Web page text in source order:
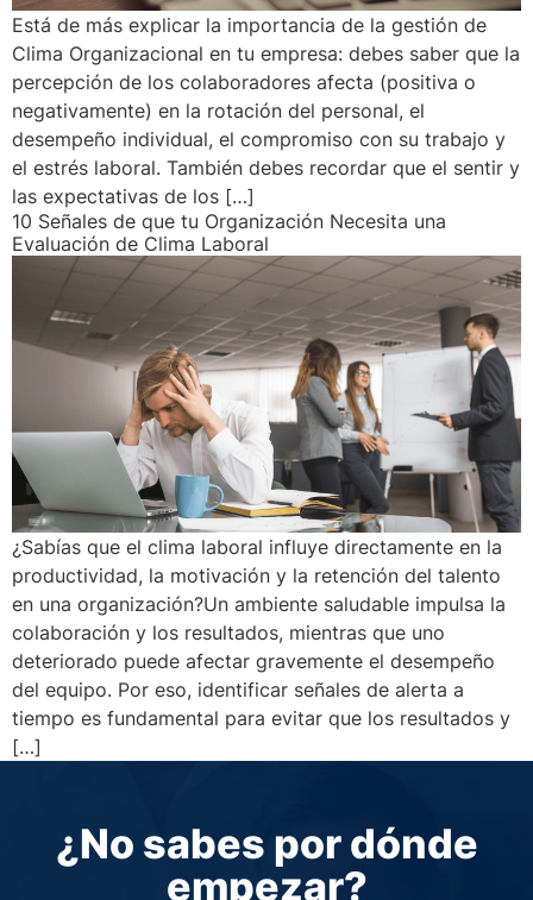
Está de más explicar la importancia de la gestión de
Clima Organizacional en tu empresa: debes saber que la
percepción de los colaboradores afecta (positiva o
negativamente) en la rotación del personal, el
desempeño individual, el compromiso con su trabajo y
el estrés laboral. También debes recordar que el sentir y
las expectativas de los […]
10 Señales de que tu Organización Necesita una
Evaluación de Clima Laboral
¿Sabías que el clima laboral influye directamente en la
productividad, la motivación y la retención del talento
en una organización?Un ambiente saludable impulsa la
colaboración y los resultados, mientras que uno
deteriorado puede afectar gravemente el desempeño
del equipo. Por eso, identificar señales de alerta a
tiempo es fundamental para evitar que los resultados y
[…]
¿No sabes por dónde
empezar?